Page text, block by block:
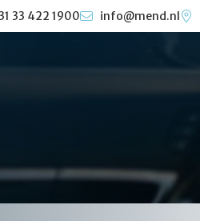
33 422 1900 info@mend.nl